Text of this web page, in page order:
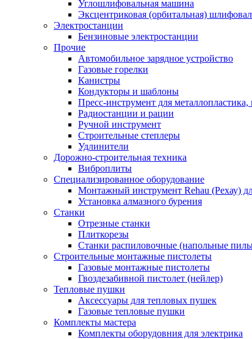
Углошлифовальная машина
Эксцентриковая (орбитальная)
Электростанции
Бензиновые электростанции
Прочие
Автомобильное зарядное устройство
Газовые горелки
Канистры
Кондукторы и шаблоны
Пресс-инструмент для
Радиостанции и рации
Ручной инструмент
Строительные степлеры
Удлинители
Дорожно-строительная техника
Виброплиты
Специализированное оборудование
Монтажный инструмент Rehau (Рехау)
Установка алмазного бурения
Станки
Отрезные станки
Плиткорезы
Станки распиловочные (напольные
Строительные монтажные пистолеты
Газовые монтажные пистолеты
Гвоздезабивной пистолет (нейлер)
Тепловые пушки
Аксессуары для тепловых пушек
Газовые тепловые пушки
Комплекты мастера
Комплекты оборудовния для электрика